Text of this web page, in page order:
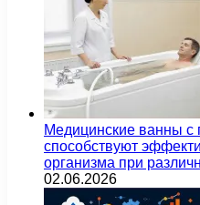
Медицинские ванны с
способствуют
организма при
02.06.2026